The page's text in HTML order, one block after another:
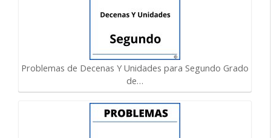
Problemas de Decenas Y Unidades para Segundo Grado
de…